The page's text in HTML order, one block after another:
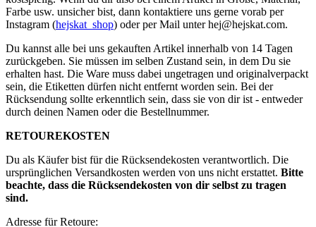
Farbe usw. unsicher bist, dann kontaktiere uns gerne vorab per
Instagram (hejskat_shop) oder per Mail unterhej@hejskat.com.
Du kannst alle bei uns gekauften Artikel innerhalb von 14 Tagen
zurückgeben. Sie müssen im selben Zustand sein, in dem Du sie
erhalten hast. Die Ware muss dabei ungetragen und originalverpackt
sein, die Etiketten dürfen nicht entfernt worden sein. Bei der
Rücksendung sollte erkenntlich sein, dass sie von dir ist - entweder
durch deinen Namen oder die Bestellnummer.
RETOUREKOSTEN
Du als Käufer bist für die Rücksendekosten verantwortlich. Die
ursprünglichen Versandkosten werden von uns nicht erstattet. Bitte
beachte, dass die Rücksendekosten von dir selbst zu tragen
sind.
Adresse für Retoure: